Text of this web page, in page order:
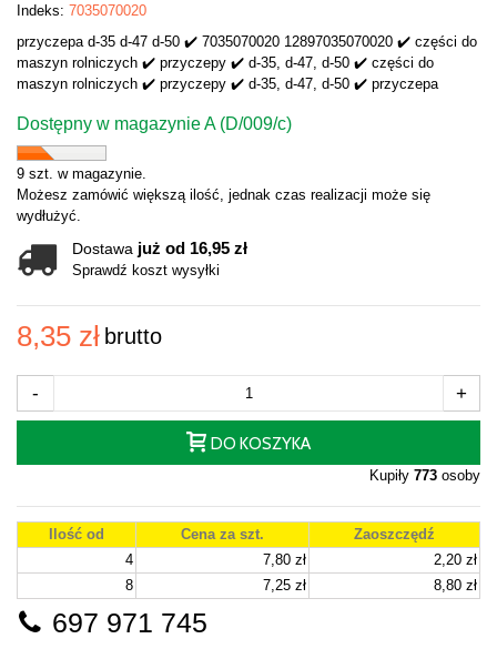
Indeks: 7035070020
przyczepa d-35 d-47 d-50 ✔️ 7035070020 12897035070020 ✔️ części do
maszyn rolniczych ✔️ przyczepy ✔️ d-35, d-47, d-50 ✔️ części do
maszyn rolniczych ✔️ przyczepy ✔️ d-35, d-47, d-50 ✔️ przyczepa
Dostępny w magazynie A (D/009/c)
9 szt. w magazynie.
Możesz zamówić większą ilość, jednak czas realizacji może się
wydłużyć.
Dostawa już od 16,95 zł
Sprawdź koszt wysyłki
8,35 zł brutto
- +
DO KOSZYKA
Kupiły 773 osoby
Ilość od Cena za szt.
Zaoszczędź
4
7,80 zł
2,20 zł
8
7,25 zł 8,80 zł
697 971 745